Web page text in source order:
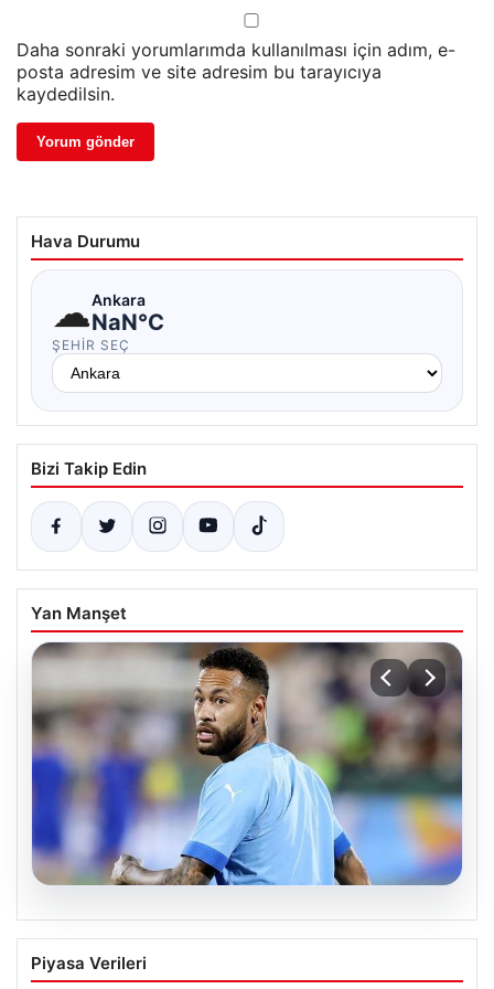
Daha sonraki yorumlarımda kullanılması için adım, e-
posta adresim ve site adresim bu tarayıcıya
kaydedilsin.
Hava Durumu
☁Ankara
NaN°C
ŞEHIR SEÇ
Bizi Takip Edin
Yan Manşet
Neymar’ın maç sonrası gerginlik
yaşadığı anlar!
Piyasa Verileri